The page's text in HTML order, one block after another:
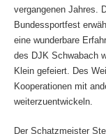
vergangenen Jahres.
Bundessportfest
eine wunderbare
des DJK Schwabach
Klein gefeiert. Des
Kooperationen mit
weiterzuentwickeln.
Der Schatzmeister